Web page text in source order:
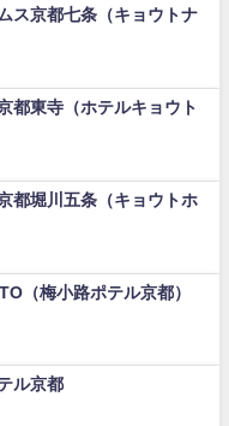
ス京都七条（キョウトナ
都東寺（ホテルキョウト
都堀川五条（キョウトホ
（梅小路ポテル京都）
ル京都